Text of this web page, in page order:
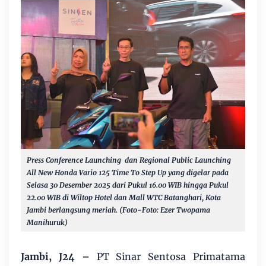
Press Conference Launching dan Regional Public Launching
All New Honda Vario 125 Time To Step Up yang digelar pada
Selasa 30 Desember 2025 dari Pukul 16.00 WIB hingga Pukul
22.00 WIB di Wiltop Hotel dan Mall WTC Batanghari, Kota
Jambi berlangsung meriah. (Foto-Foto: Ezer Twopama
Manihuruk)
Jambi, J24 – PT Sinar Sentosa Primatama